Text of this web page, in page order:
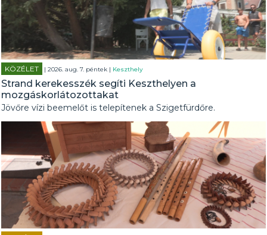
KÖZÉLET | 2026. aug. 7. péntek | Keszthely
Strand kerekesszék segíti Keszthelyen a
mozgáskorlátozottakat
Jövőre vízi beemelőt is telepítenek a Szigetfürdőre.